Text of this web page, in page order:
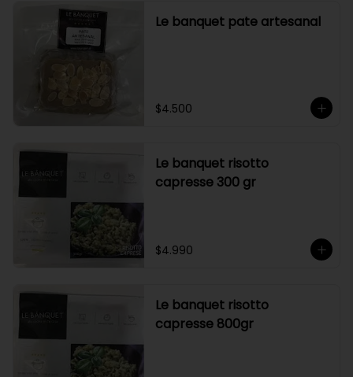
Le banquet pate artesanal
$4.500
Le banquet risotto
capresse 300 gr
$4.990
Le banquet risotto
capresse 800gr